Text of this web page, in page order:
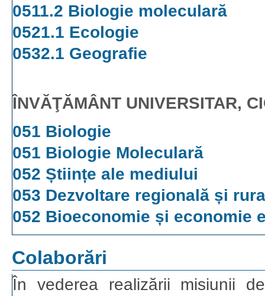
0511.2 Biologie moleculară
0521.1 Ecologie
0532.1 Geografie
ÎNVĂŢĂMÂNT UNIVERSITAR,
051 Biologie
051 Biologie Moleculară
052 Științe ale mediului
053 Dezvoltare regională și
052 Bioeconomie și economie
Colaborări
În vederea realizării misiunii